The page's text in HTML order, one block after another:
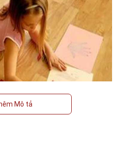
Mô tả